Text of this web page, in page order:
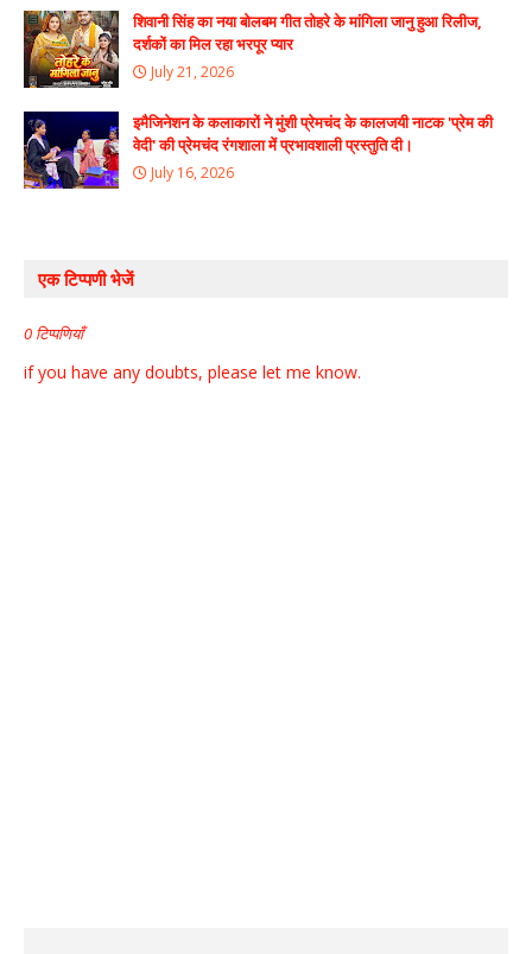
शिवानी सिंह का नया बोलबम गीत तोहरे के मांगिला जानु हुआ रिलीज,
दर्शकों का मिल रहा भरपूर प्यार
July 21, 2026
इमैजिनेशन के कलाकारों ने मुंशी प्रेमचंद के कालजयी नाटक 'प्रेम की
वेदी' की प्रेमचंद रंगशाला में प्रभावशाली प्रस्तुति दी।
July 16, 2026
एक टिप्पणी भेजें
0 टिप्पणियाँ
if you have any doubts, please let me know.